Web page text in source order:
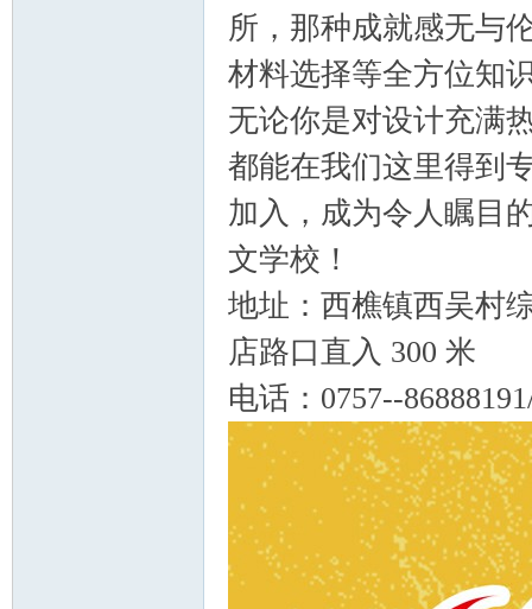
所，那种成就感无与
材料选择等全方位知
无论你是对设计充满
都能在我们这里得到
加入，成为令人瞩目
文学校！
地址：西樵镇西吴村
店路口直入 300 米
电话：0757--